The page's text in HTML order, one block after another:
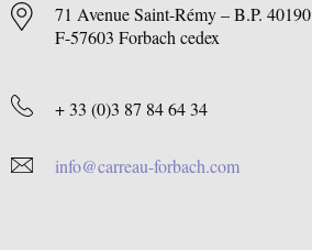
71 Avenue Saint-Rémy – B.P. 40190
F-57603 Forbach cedex
+ 33 (0)3 87 84 64 34
info@carreau-forbach.com